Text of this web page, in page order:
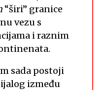
“širi” granice
vezu s
i raznim
sada postoji
između